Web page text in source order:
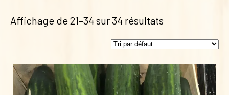
Affichage de 21–34 sur 34 résultats